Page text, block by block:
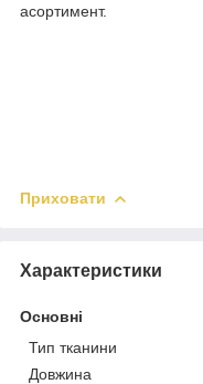
асортимент.
Приховати
Характеристики
Основні
Тип тканини
Довжина